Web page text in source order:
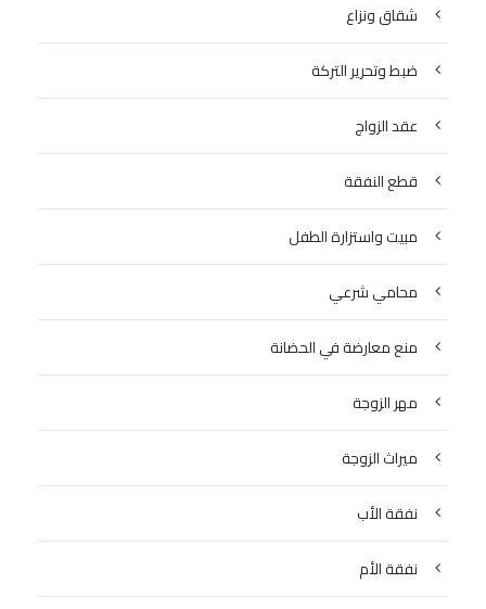
شقاق ونزاع
ضبط وتحرير التركة
عقد الزواج
قطع النفقة
مبيت واستزارة الطفل
محامي شرعي
منع معارضة في الحضانة
مهر الزوجة
ميراث الزوجة
نفقة الأب
نفقة الأم